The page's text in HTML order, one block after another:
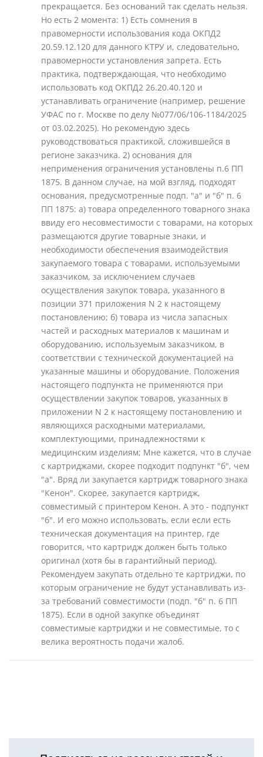
прекращается. Без оснований так сделать нельзя.
Но есть 2 момента: 1) Есть сомнения в
правомерности использования кода ОКПД2
20.59.12.120 для данного КТРУ и, следовательно,
правомерности установления запрета. Есть
практика, подтверждающая, что необходимо
использовать код ОКПД2 26.20.40.120 и
устанавливать ограничение (например, решение
УФАС по г. Москве по делу №077/06/106-1184/2025
от 03.02.2025). Но рекомендую здесь
руководствоваться практикой, сложившейся в
регионе заказчика. 2) основания для
неприменения ограничения установлены п.6 ПП
1875. В данном случае, на мой взгляд, подходят
основания, предусмотренные подп. "а" и "б" п. 6
ПП 1875: а) товара определенного товарного знака
ввиду его несовместимости с товарами, на которых
размещаются другие товарные знаки, и
необходимости обеспечения взаимодействия
закупаемого товара с товарами, используемыми
заказчиком, за исключением случаев
осуществления закупок товара, указанного в
позиции 371 приложения N 2 к настоящему
постановлению; б) товара из числа запасных
частей и расходных материалов к машинам и
оборудованию, используемым заказчиком, в
соответствии с технической документацией на
указанные машины и оборудование. Положения
настоящего подпункта не применяются при
осуществлении закупок товаров, указанных в
приложении N 2 к настоящему постановлению и
являющихся расходными материалами,
комплектующими, принадлежностями к
медицинским изделиям; Мне кажется, что в случае
с картриджами, скорее подходит подпункт "б", чем
"а". Вряд ли закупается картридж товарного знака
"Кенон". Скорее, закупается картридж,
совместимый с принтером Кенон. А это - подпункт
"б". И его можно использовать, если если есть
техническая документация на принтер, где
говорится, что картридж должен быть только
оригинал (хотя бы в гарантийный период).
Рекомендуем закупать отдельно те картриджи, по
которым ограничение не будут устанавливать из-
за требований совместимости (подп. "б" п. 6 ПП
1875). Если в одной закупке объединят
совместимые картриджи и не совместимые, то с
велика вероятность подачи жалоб.